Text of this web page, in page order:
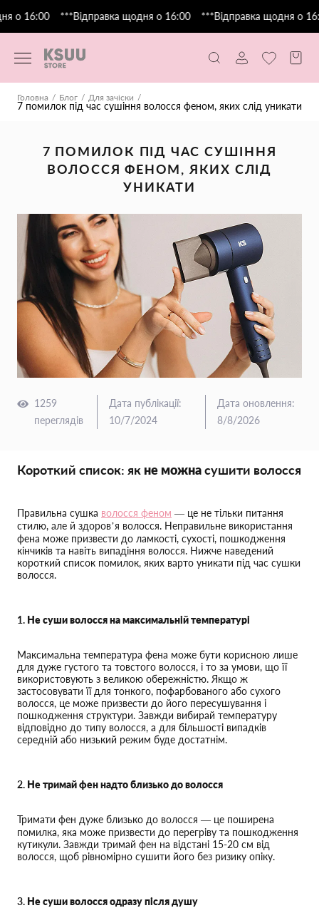
о 16:00 ***Відправка щодня о 16:00 ***Відправка щодня о
Головна Блог Для зачіски
7 помилок під час сушіння волосся феном, яких слід уникати
7 ПОМИЛОК ПІД ЧАС СУШІННЯ
ВОЛОССЯ ФЕНОМ, ЯКИХ СЛІД
УНИКАТИ
1259
переглядів
Дата публікації:
10/7/2024
Дата оновлення:
8/8/2026
Короткий список: як не можнасушити волосся
Правильна сушка волосся феном — це не тільки питання
стилю, але й здоров’я волосся. Неправильне використання
фена може призвести до ламкості, сухості, пошкодження
кінчиків та навіть випадіння волосся. Нижче наведений
короткий список помилок, яких варто уникати під час сушки
волосся.
1. Не суши волосся на максимальній температурі
Максимальна температура фена може бути корисною лише
для дуже густого та товстого волосся, і то за умови, що її
використовують з великою обережністю. Якщо ж
застосовувати її для тонкого, пофарбованого або сухого
волосся, це може призвести до його пересушування і
пошкодження структури. Завжди вибирай температуру
відповідно до типу волосся, а для більшості випадків
середній або низький режим буде достатнім.
2. Не тримай фен надто близько до волосся
Тримати фен дуже близько до волосся — це поширена
помилка, яка може призвести до перегріву та пошкодження
кутикули. Завжди тримай фен на відстані 15-20 см від
волосся, щоб рівномірно сушити його без ризику опіку.
3. Не суши волосся одразу після душу